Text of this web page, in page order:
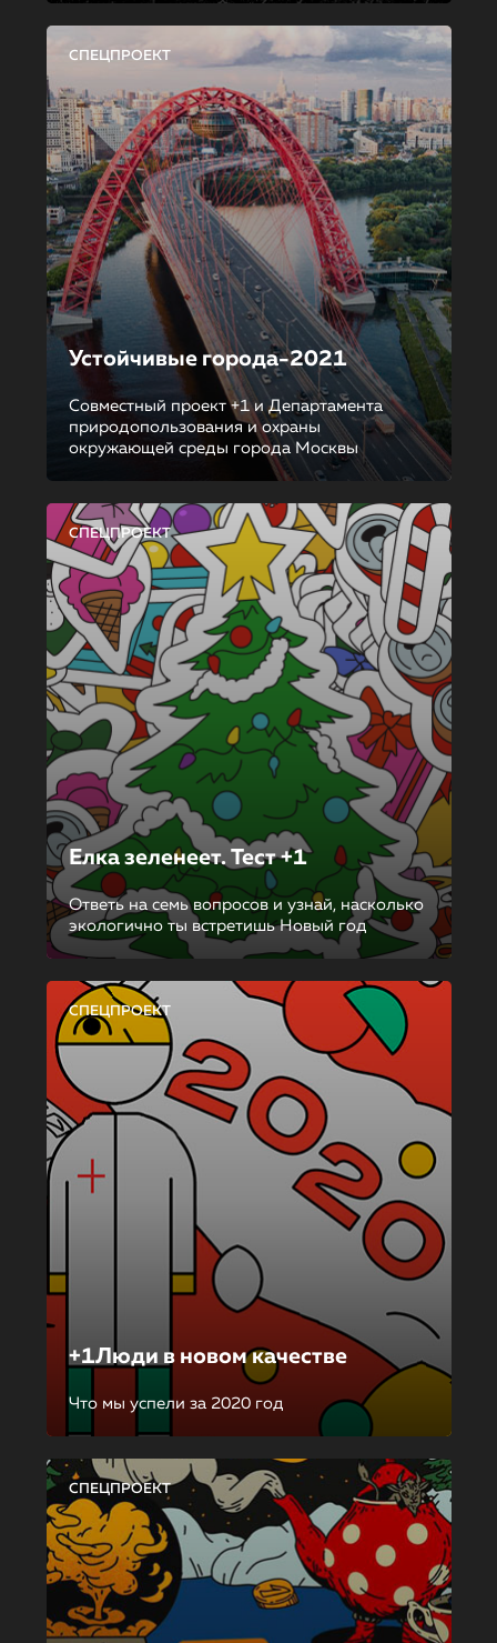
СПЕЦПРОЕКТ
Устойчивые города-2021
Совместный проект +1 и Департамента
природопользования и охраны
окружающей среды города Москвы
СПЕЦПРОЕКТ
Елка зеленеет. Тест +1
Ответь на семь вопросов и узнай, насколько
экологично ты встретишь Новый год
СПЕЦПРОЕКТ
+1Люди в новом качестве
Что мы успели за 2020 год
СПЕЦПРОЕКТ